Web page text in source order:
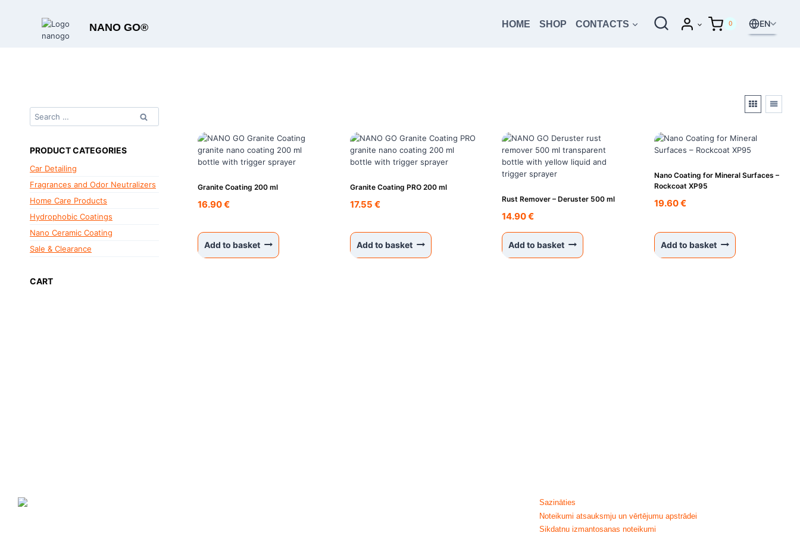
NANO GO® HOME SHOP CONTACTS 0 EN
Granite Coating 200 ml
16.90€
Add to basket
Granite Coating PRO 200 ml
17.55 €
Add to basket
Rust Remover – Deruster 500 ml
14.90€
Add to basket
Nano Coating for Mineral Surfaces –
Rockcoat XP95
19.60€
Add to basket
Search
for:
PRODUCT CATEGORIES
Car Detailing
Fragrances and Odor Neutralizers
Home Care Products
Hydrophobic Coatings
Nano Ceramic Coating
Sale & Clearance
CART
Sazināties
Noteikumi atsauksmju un vērtējumu apstrādei
Sikdatnu izmantosanas noteikumi